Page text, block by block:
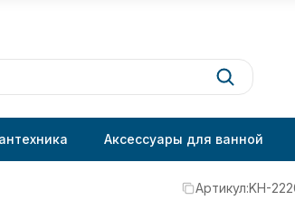
Аксессуары для ванной
Артикул:KH-